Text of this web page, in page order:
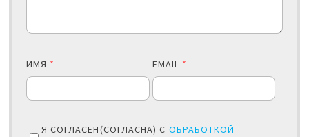
ИМЯ * EMAIL *
Я СОГЛАСЕН(СОГЛАСНА) С ОБРАБОТКОЙ